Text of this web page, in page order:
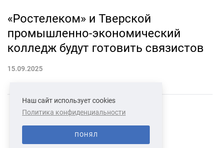
«Ростелеком» и Тверской
промышленно-экономический
колледж будут готовить связистов
15.09.2025
СВЯЗАТЬСЯ С НАМИ О НАС
Наш сайт использует cookies
Политика конфиденциальности
ПОНЯЛ